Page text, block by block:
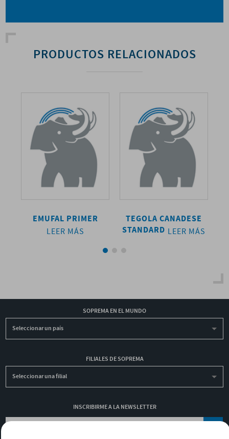
PRODUCTOS RELACIONADOS
EMUFAL PRIMER
LEER MÁS
TEGOLA CANADESE
STANDARD LEER MÁS
SOPREMA EN EL MUNDO
Seleccionar un país
FILIALES DE SOPREMA
Seleccionar una filial
INSCRIBIRME A LA NEWSLETTER